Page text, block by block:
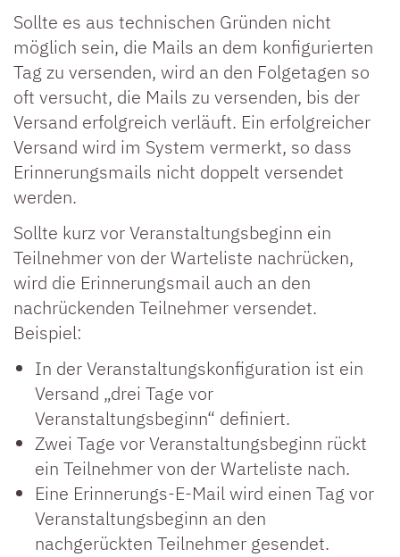
Sollte es aus technischen Gründen nicht
möglich sein, die Mails an dem konfigurierten
Tag zu versenden, wird an den Folgetagen so
oft versucht, die Mails zu versenden, bis der
Versand erfolgreich verläuft. Ein erfolgreicher
Versand wird im System vermerkt, so dass
Erinnerungsmails nicht doppelt versendet
werden.
Sollte kurz vor Veranstaltungsbeginn ein
Teilnehmer von der Warteliste nachrücken,
wird die Erinnerungsmail auch an den
nachrückenden Teilnehmer versendet.
Beispiel:
In der Veranstaltungskonfiguration ist ein
Versand „drei Tage vor
Veranstaltungsbeginn“ definiert.
Zwei Tage vor Veranstaltungsbeginn rückt
ein Teilnehmer von der Warteliste nach.
Eine Erinnerungs-E-Mail wird einen Tag vor
Veranstaltungsbeginn an den
nachgerückten Teilnehmer gesendet.